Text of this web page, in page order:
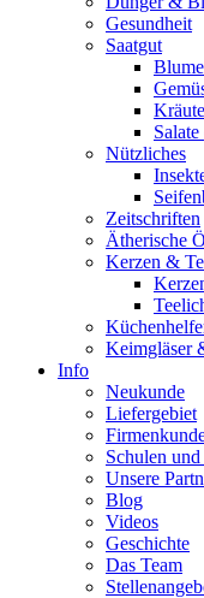
Gesundheit
Saatgut
Nützliches
Zeitschriften
Ätherische
Kerzen &
Keimgläser
Info
Neukunde
Liefergebiet
Schulen
Unsere
Blog
Videos
Geschichte
Das Team